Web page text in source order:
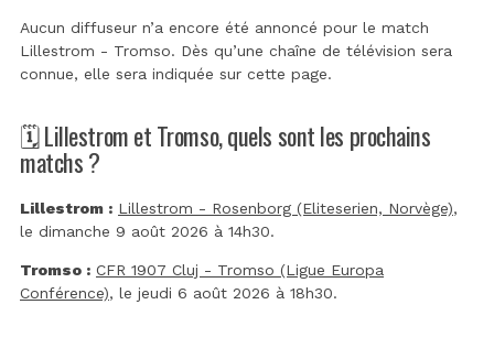
Aucun diffuseur n’a encore été annoncé pour le match
Lillestrom - Tromso. Dès qu’une chaîne de télévision sera
connue, elle sera indiquée sur cette page.
🗓️ Lillestrom et Tromso, quels sont les prochains
matchs ?
Lillestrom : Lillestrom - Rosenborg (Eliteserien, Norvège),
le dimanche 9 août 2026 à 14h30.
Tromso : CFR 1907 Cluj - Tromso (Ligue Europa
Conférence), le jeudi 6 août 2026 à 18h30.